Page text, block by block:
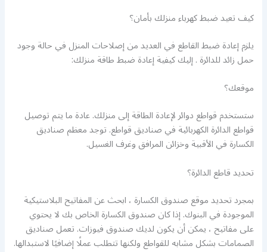
كيف تعيد ضبط كهرباء منزلك بأمان؟
يلزم إعادة ضبط القاطع في العديد من إصلاحات المنزل في حالة وجود
حمل زائد للدائرة . إليك كيفية إعادة ضبط طاقة منزلك:
موقعك؟
ستستخدم قواطع دوائر لإعادة الطاقة إلى منزلك. عادة ما يتم توصيل
قواطع الدائرة الكهربائية في صناديق قواطع. توجد معظم صناديق
الكسارة في الأقبية وخزائن المرافق وغرف الغسيل.
تحديد قاطع الدائرة؟
بمجرد تحديد موقع صندوق الكسارة ، ابحث عن المفاتيح البلاستيكية
الموجودة في البنوك. إذا كان صندوق الكسارة الخاص بك لا يحتوي
على مفاتيح ، يمكن أن يكون لديك صندوق فيوزات. تعمل صناديق
الصمامات بشكل مشابه للقواطع ولكنها تتطلب عملًا إضافيًا لاستبدالها.